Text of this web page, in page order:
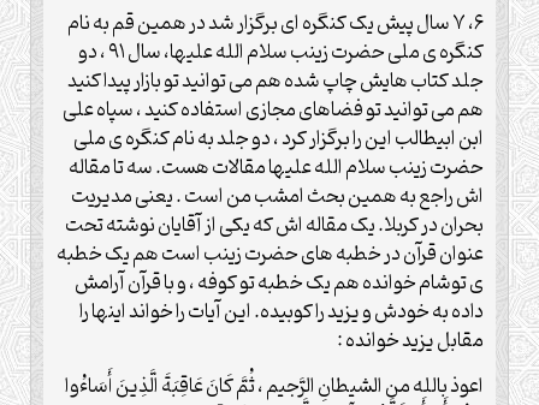
۶، ۷ سال پیش یک کنگره ای برگزار شد در همین قم به نام
کنگره ی ملی حضرت زینب سلام الله علیها، سال ۹۱ ، دو
جلد کتاب هایش چاپ شده هم می توانید تو بازار پیدا کنید
هم می توانید تو فضاهای مجازی استفاده کنید ، سپاه علی
ابن ابیطالب این را برگزار کرد ، دو جلد به نام کنگره ی ملی
حضرت زینب سلام الله علیها مقالات هست. سه تا مقاله
اش راجع به همین بحث امشب من است . یعنی مدیریت
بحران در کربلا. یک مقاله اش که یکی از آقایان نوشته تحت
عنوان قرآن در خطبه های حضرت زینب است هم یک خطبه
ی توشام خوانده هم یک خطبه تو کوفه ، و با قرآن آرامش
داده به خودش و یزید را کوبیده. این آیات را خواند اینها را
مقابل یزید خوانده :
اعوذ بالله من الشیطانِ الرَّجیم ، ثُمَّ كَانَ عَاقِبَةَ الَّذِينَ أَسَاءُوا